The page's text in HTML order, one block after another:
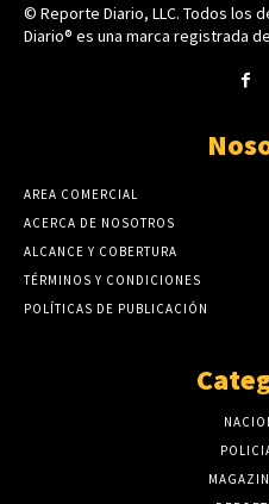
© Reporte Diario, LLC. Todos los
Diario® es una marca registrada de
AREA COMERCIAL
ACERCA DE NOSOTROS
ALCANCE Y COBERTURA
TÉRMINOS Y CONDICIONES
POLÍTICAS DE PUBLICACIÓN